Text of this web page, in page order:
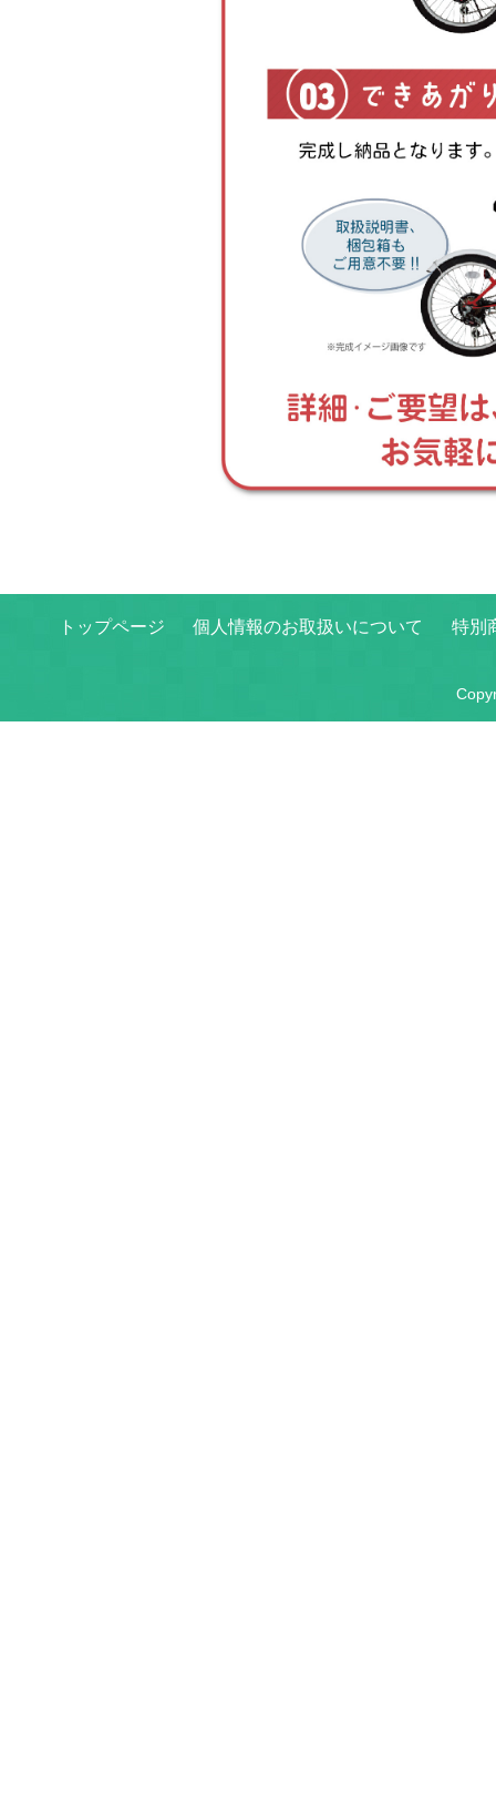
トップページ 個人情報のお取扱いについて 特別